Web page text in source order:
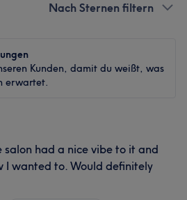
Nach Sternen filtern
Kunden, damit du weißt, was
erwartet.
had a nice vibe to it and
I wanted to. Would definitely